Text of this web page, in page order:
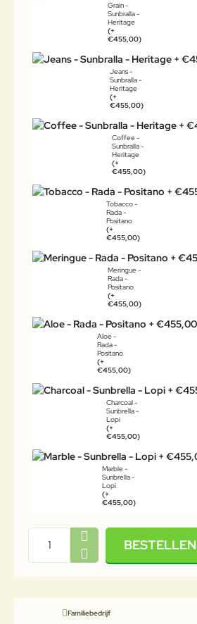
Grain -
Sunbralla -
Heritage
(+
€455,00)
Jeans -
Sunbralla -
Heritage
(+
€455,00)
Coffee -
Sunbralla -
Heritage
(+
€455,00)
Tobacco -
Rada -
Positano
(+
€455,00)
Meringue -
Rada -
Positano
(+
€455,00)
Aloe -
Rada -
Positano
(+
€455,00)
Charcoal -
Sunbrella -
Lopi
(+
€455,00)
Marble -
Sunbrella -
Lopi
(+
€455,00)
BESTELLEN
Familiebedrijf